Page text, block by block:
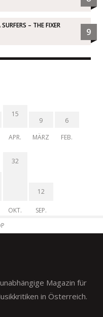
– THE FIXER
9
15
APR.
9
MÄRZ
6
FEB.
32
OKT.
12
SEP.
Magazin für
in Österreich.